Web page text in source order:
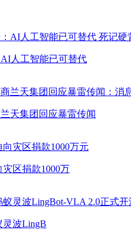
人工智能已可替代
天集团回应暴雷传闻
区捐款1000万
灵波LingB